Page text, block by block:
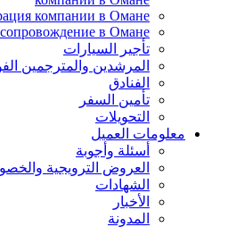
компании в Омане
сопровождение в Омане
تأجير السيارات
المرشدين والمترجمين
الفنادق
تأمين السفر
التحويلات
معلومات العميل
أسئلة وأجوبة
العروض الترويجية
الشهادات
الأخبار
المدونة